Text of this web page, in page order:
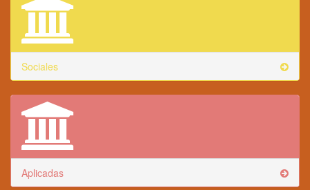
Sociales
Aplicadas